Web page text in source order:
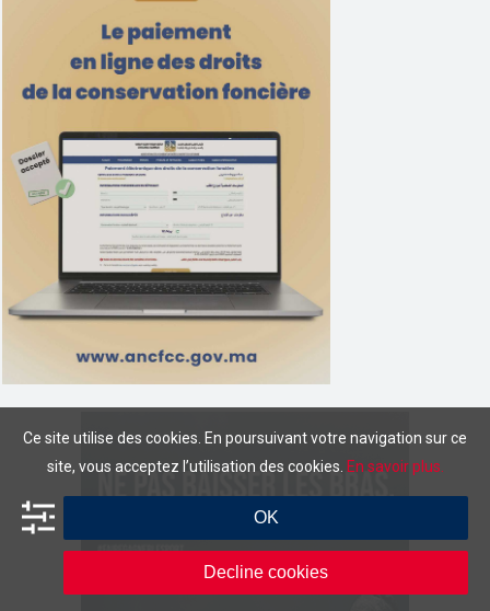
Ce site utilise des cookies. En poursuivant votre navigation sur ce
site, vous acceptez l’utilisation des cookies. En savoir plus.
OK
Decline cookies